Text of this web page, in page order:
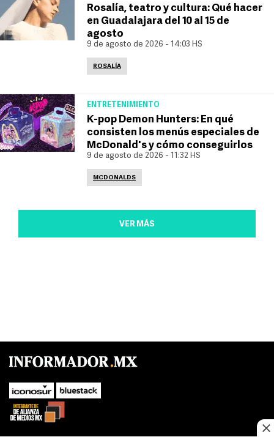
Rosalía, teatro y cultura: Qué hacer
en Guadalajara del 10 al 15 de
agosto
9 de agosto de 2026 - 14:03 HS
ROSALÍA
ENTRETENIMIENTO
K-pop Demon Hunters: En qué
consisten los menús especiales de
McDonald's y cómo conseguirlos
9 de agosto de 2026 - 11:32 HS
MCDONALDS
VER MÁS